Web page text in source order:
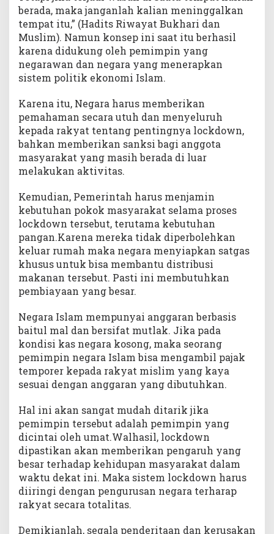
berada, maka janganlah kalian meninggalkan
tempat itu,” (Hadits Riwayat Bukhari dan
Muslim). Namun konsep ini saat itu berhasil
karena didukung oleh pemimpin yang
negarawan dan negara yang menerapkan
sistem politik ekonomi Islam.
Karena itu, Negara harus memberikan
pemahaman secara utuh dan menyeluruh
kepada rakyat tentang pentingnya lockdown,
bahkan memberikan sanksi bagi anggota
masyarakat yang masih berada di luar
melakukan aktivitas.
Kemudian, Pemerintah harus menjamin
kebutuhan pokok masyarakat selama proses
lockdown tersebut, terutama kebutuhan
pangan.Karena mereka tidak diperbolehkan
keluar rumah maka negara menyiapkan satgas
khusus untuk bisa membantu distribusi
makanan tersebut. Pasti ini membutuhkan
pembiayaan yang besar.
Negara Islam mempunyai anggaran berbasis
baitul mal dan bersifat mutlak. Jika pada
kondisi kas negara kosong, maka seorang
pemimpin negara Islam bisa mengambil pajak
temporer kepada rakyat mislim yang kaya
sesuai dengan anggaran yang dibutuhkan.
Hal ini akan sangat mudah ditarik jika
pemimpin tersebut adalah pemimpin yang
dicintai oleh umat.Walhasil, lockdown
dipastikan akan memberikan pengaruh yang
besar terhadap kehidupan masyarakat dalam
waktu dekat ini. Maka sistem lockdown harus
diiringi dengan pengurusan negara terharap
rakyat secara totalitas.
Demikianlah, segala penderitaan dan kerusakan